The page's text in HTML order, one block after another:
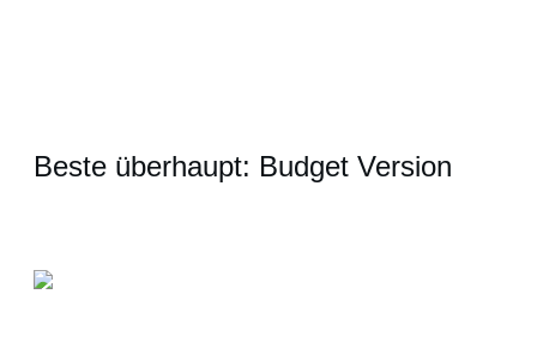
Beste überhaupt: Budget Version